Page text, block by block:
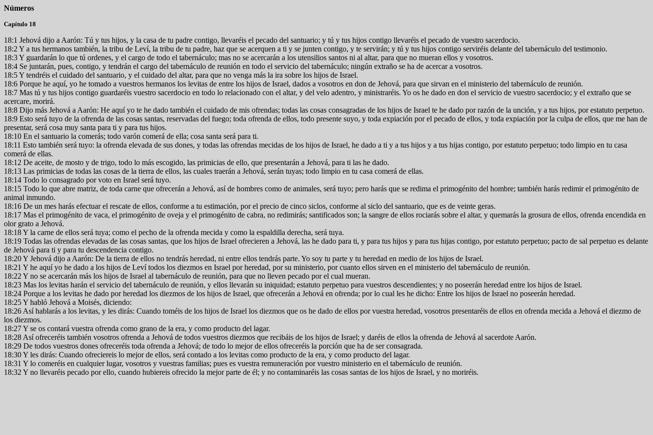
Números
Capítulo 18
18:1 Jehová dijo a Aarón: Tú y tus hijos, y la casa de tu padre contigo, llevaréis el pecado del santuario; y tú y tus hijos contigo llevaréis el pecado de vuestro sacerdocio.
18:2 Y a tus hermanos también, la tribu de Leví, la tribu de tu padre, haz que se acerquen a ti y se junten contigo, y te servirán; y tú y tus hijos contigo serviréis delante del tabernáculo del testimonio.
18:3 Y guardarán lo que tú ordenes, y el cargo de todo el tabernáculo; mas no se acercarán a los utensilios santos ni al altar, para que no mueran ellos y vosotros.
18:4 Se juntarán, pues, contigo, y tendrán el cargo del tabernáculo de reunión en todo el servicio del tabernáculo; ningún extraño se ha de acercar a vosotros.
18:5 Y tendréis el cuidado del santuario, y el cuidado del altar, para que no venga más la ira sobre los hijos de Israel.
18:6 Porque he aquí, yo he tomado a vuestros hermanos los levitas de entre los hijos de Israel, dados a vosotros en don de Jehová, para que sirvan en el ministerio del tabernáculo de reunión.
18:7 Mas tú y tus hijos contigo guardaréis vuestro sacerdocio en todo lo relacionado con el altar, y del velo adentro, y ministraréis. Yo os he dado en don el servicio de vuestro sacerdocio; y el extraño que se
acercare, morirá.
18:8 Dijo más Jehová a Aarón: He aquí yo te he dado también el cuidado de mis ofrendas; todas las cosas consagradas de los hijos de Israel te he dado por razón de la unción, y a tus hijos, por estatuto perpetuo.
18:9 Esto será tuyo de la ofrenda de las cosas santas, reservadas del fuego; toda ofrenda de ellos, todo presente suyo, y toda expiación por el pecado de ellos, y toda expiación por la culpa de ellos, que me han de
presentar, será cosa muy santa para ti y para tus hijos.
18:10 En el santuario la comerás; todo varón comerá de ella; cosa santa será para ti.
18:11 Esto también será tuyo: la ofrenda elevada de sus dones, y todas las ofrendas mecidas de los hijos de Israel, he dado a ti y a tus hijos y a tus hijas contigo, por estatuto perpetuo; todo limpio en tu casa
comerá de ellas.
18:12 De aceite, de mosto y de trigo, todo lo más escogido, las primicias de ello, que presentarán a Jehová, para ti las he dado.
18:13 Las primicias de todas las cosas de la tierra de ellos, las cuales traerán a Jehová, serán tuyas; todo limpio en tu casa comerá de ellas.
18:14 Todo lo consagrado por voto en Israel será tuyo.
18:15 Todo lo que abre matriz, de toda carne que ofrecerán a Jehová, así de hombres como de animales, será tuyo; pero harás que se redima el primogénito del hombre; también harás redimir el primogénito de
animal inmundo.
18:16 De un mes harás efectuar el rescate de ellos, conforme a tu estimación, por el precio de cinco siclos, conforme al siclo del santuario, que es de veinte geras.
18:17 Mas el primogénito de vaca, el primogénito de oveja y el primogénito de cabra, no redimirás; santificados son; la sangre de ellos rociarás sobre el altar, y quemarás la grosura de ellos, ofrenda encendida en
olor grato a Jehová.
18:18 Y la carne de ellos será tuya; como el pecho de la ofrenda mecida y como la espaldilla derecha, será tuya.
18:19 Todas las ofrendas elevadas de las cosas santas, que los hijos de Israel ofrecieren a Jehová, las he dado para ti, y para tus hijos y para tus hijas contigo, por estatuto perpetuo; pacto de sal perpetuo es delante
de Jehová para ti y para tu descendencia contigo.
18:20 Y Jehová dijo a Aarón: De la tierra de ellos no tendrás heredad, ni entre ellos tendrás parte. Yo soy tu parte y tu heredad en medio de los hijos de Israel.
18:21 Y he aquí yo he dado a los hijos de Leví todos los diezmos en Israel por heredad, por su ministerio, por cuanto ellos sirven en el ministerio del tabernáculo de reunión.
18:22 Y no se acercarán más los hijos de Israel al tabernáculo de reunión, para que no lleven pecado por el cual mueran.
18:23 Mas los levitas harán el servicio del tabernáculo de reunión, y ellos llevarán su iniquidad; estatuto perpetuo para vuestros descendientes; y no poseerán heredad entre los hijos de Israel.
18:24 Porque a los levitas he dado por heredad los diezmos de los hijos de Israel, que ofrecerán a Jehová en ofrenda; por lo cual les he dicho: Entre los hijos de Israel no poseerán heredad.
18:25 Y habló Jehová a Moisés, diciendo:
18:26 Así hablarás a los levitas, y les dirás: Cuando toméis de los hijos de Israel los diezmos que os he dado de ellos por vuestra heredad, vosotros presentaréis de ellos en ofrenda mecida a Jehová el diezmo de
los diezmos.
18:27 Y se os contará vuestra ofrenda como grano de la era, y como producto del lagar.
18:28 Así ofreceréis también vosotros ofrenda a Jehová de todos vuestros diezmos que recibáis de los hijos de Israel; y daréis de ellos la ofrenda de Jehová al sacerdote Aarón.
18:29 De todos vuestros dones ofreceréis toda ofrenda a Jehová; de todo lo mejor de ellos ofreceréis la porción que ha de ser consagrada.
18:30 Y les dirás: Cuando ofreciereis lo mejor de ellos, será contado a los levitas como producto de la era, y como producto del lagar.
18:31 Y lo comeréis en cualquier lugar, vosotros y vuestras familias; pues es vuestra remuneración por vuestro ministerio en el tabernáculo de reunión.
18:32 Y no llevaréis pecado por ello, cuando hubiereis ofrecido la mejor parte de él; y no contaminaréis las cosas santas de los hijos de Israel, y no moriréis.